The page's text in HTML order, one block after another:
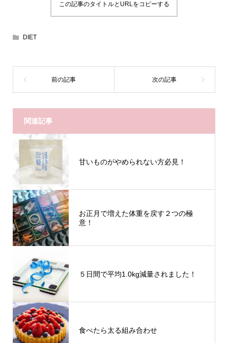
この記事のタイトルとURLをコピーする
DIET
関連記事
甘いものがやめられない方必見！
お正月で増えた体重を戻す２つの極
意！
５日間で平均1.0kg減量されました！
食べたら太る組み合わせ